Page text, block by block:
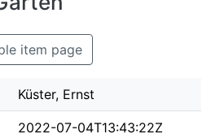
item page
Küster, Ernst
2022-07-04T13:43:22Z